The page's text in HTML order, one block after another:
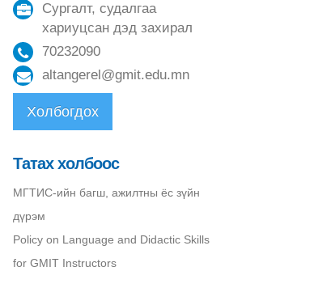
Сургалт, судалгаа
хариуцсан дэд захирал
70232090
altangerel@gmit.edu.mn
Холбогдох
Татах холбоос
МГТИС-ийн багш, ажилтны ёс зүйн
дүрэм
Policy on Language and Didactic Skills
for GMIT Instructors